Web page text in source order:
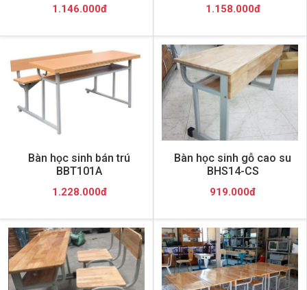
1.146.000đ 1.158.000đ
Bàn học sinh bán trú
BBT101A
1.228.000đ
Bàn học sinh gỗ cao su
BHS14-CS
919.000đ